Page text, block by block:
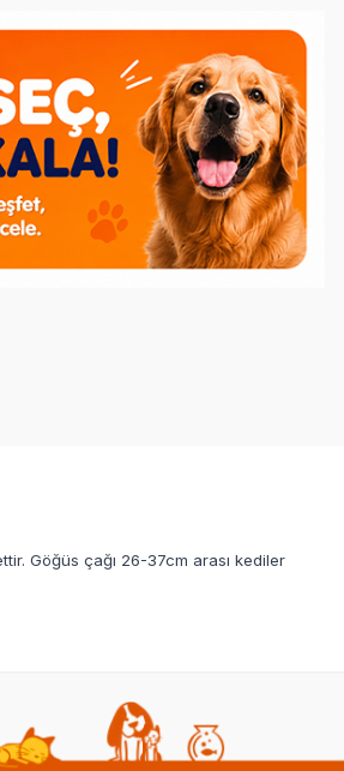
Göğüs çağı 26-37cm arası kediler